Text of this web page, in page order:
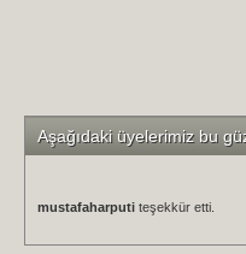
Aşağıdaki üyelerimiz bu
mustafaharputi teşekkür etti.